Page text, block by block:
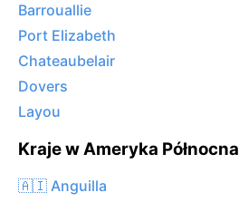
Barrouallie
Port Elizabeth
Chateaubelair
Dovers
Layou
Kraje w Ameryka Północna
🇦🇮 Anguilla